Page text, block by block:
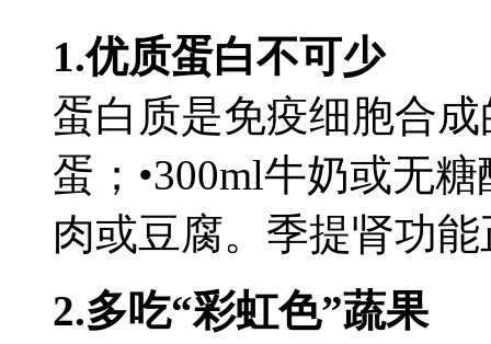
1.优质蛋白不可少
蛋白质是免疫细胞合
蛋；•300ml牛奶或无
肉或豆腐。季提肾功
2.多吃“彩虹色”蔬果